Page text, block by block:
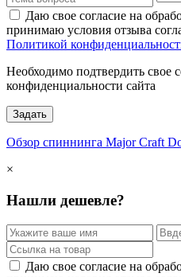
Даю свое согласие на
принимаю условия отзыва
Политикой
Необходимо подтвердить свое
конфиденциальности сайта
Задать
Обзор спиннинга Major Craft
×
Нашли дешевле?
Даю свое согласие на